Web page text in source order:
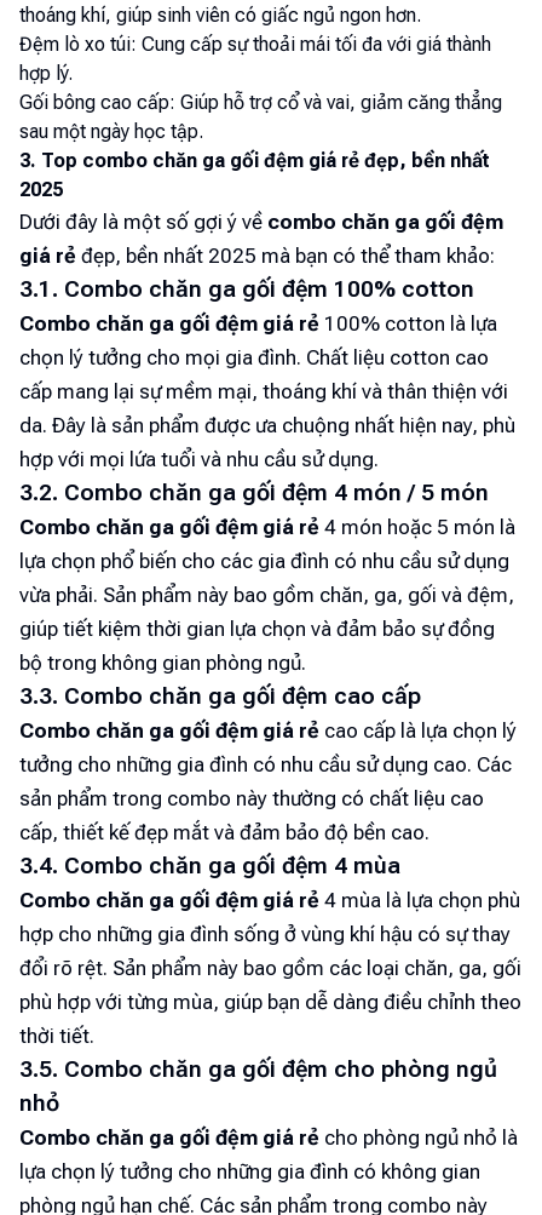
thoáng khí, giúp sinh viên có giấc ngủ ngon hơn.
Đệm lò xo túi: Cung cấp sự thoải mái tối đa với giá thành
hợp lý.
Gối bông cao cấp: Giúp hỗ trợ cổ và vai, giảm căng thẳng
sau một ngày học tập.
3. Top combo chăn ga gối đệm giá rẻ đẹp, bền nhất
2025
Dưới đây là một số gợi ý về combo chăn ga gối đệm
giá rẻ đẹp, bền nhất 2025 mà bạn có thể tham khảo:
3.1. Combo chăn ga gối đệm 100% cotton
Combo chăn ga gối đệm giá rẻ 100% cotton là lựa
chọn lý tưởng cho mọi gia đình. Chất liệu cotton cao
cấp mang lại sự mềm mại, thoáng khí và thân thiện với
da. Đây là sản phẩm được ưa chuộng nhất hiện nay, phù
hợp với mọi lứa tuổi và nhu cầu sử dụng.
3.2. Combo chăn ga gối đệm 4 món / 5 món
Combo chăn ga gối đệm giá rẻ 4 món hoặc 5 món là
lựa chọn phổ biến cho các gia đình có nhu cầu sử dụng
vừa phải. Sản phẩm này bao gồm chăn, ga, gối và đệm,
giúp tiết kiệm thời gian lựa chọn và đảm bảo sự đồng
bộ trong không gian phòng ngủ.
3.3. Combo chăn ga gối đệm cao cấp
Combo chăn ga gối đệm giá rẻ cao cấp là lựa chọn lý
tưởng cho những gia đình có nhu cầu sử dụng cao. Các
sản phẩm trong combo này thường có chất liệu cao
cấp, thiết kế đẹp mắt và đảm bảo độ bền cao.
3.4. Combo chăn ga gối đệm 4 mùa
Combo chăn ga gối đệm giá rẻ 4 mùa là lựa chọn phù
hợp cho những gia đình sống ở vùng khí hậu có sự thay
đổi rõ rệt. Sản phẩm này bao gồm các loại chăn, ga, gối
phù hợp với từng mùa, giúp bạn dễ dàng điều chỉnh theo
thời tiết.
3.5. Combo chăn ga gối đệm cho phòng ngủ
nhỏ
Combo chăn ga gối đệm giá rẻ cho phòng ngủ nhỏ là
lựa chọn lý tưởng cho những gia đình có không gian
phòng ngủ hạn chế. Các sản phẩm trong combo này